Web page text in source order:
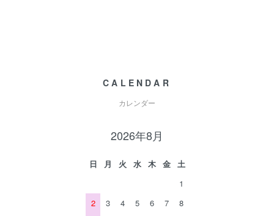
CALENDAR
カレンダー
2026年8月
日 月 火 水 木 金
土
1
2
3 4 5 6 7
8